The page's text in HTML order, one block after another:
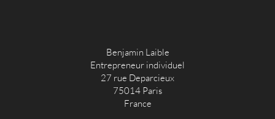
Benjamin Laible
Entrepreneur individuel
27 rue Deparcieux
75014 Paris
France